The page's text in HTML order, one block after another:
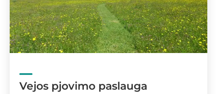
Vejos pjovimo paslauga